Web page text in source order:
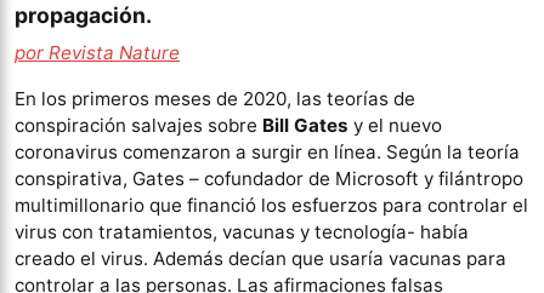
propagación.
por Revista Nature
En los primeros meses de 2020, las teorías de
conspiración salvajes sobre Bill Gates y el nuevo
coronavirus comenzaron a surgir en línea. Según la teoría
conspirativa, Gates – cofundador de Microsoft y filántropo
multimillonario que financió los esfuerzos para controlar el
virus con tratamientos, vacunas y tecnología- había
creado el virus. Además decían que usaría vacunas para
controlar a las personas. Las afirmaciones falsas